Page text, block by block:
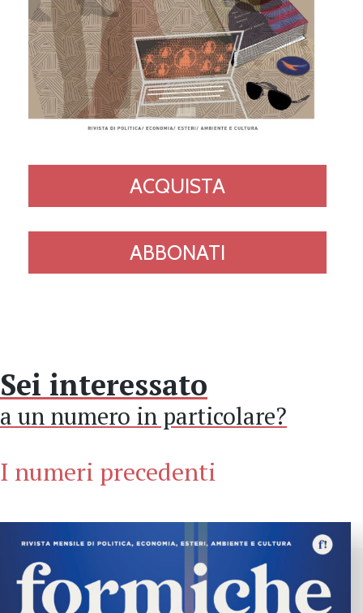
ACQUISTA
ABBONATI
Sei interessato
a un numero in particolare?
I numeri precedenti